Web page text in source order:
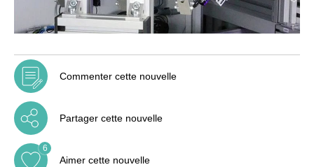
Commenter cette nouvelle
Partager cette nouvelle
Aimer cette nouvelle
6